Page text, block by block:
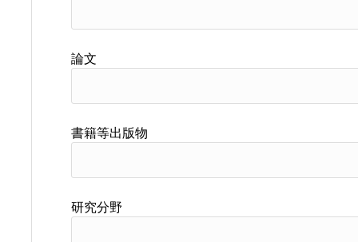
論文
書籍等出版物
研究分野